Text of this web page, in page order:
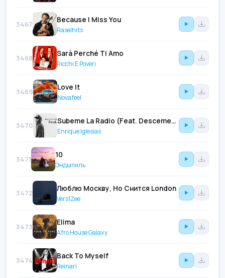
3467
Because I Miss You
Raselhits
3468
Sarà Perché Ti Amo
Ricchi E Poveri
3469
Love It
Novafeel
3470
Subeme La Radio (Feat. Descemer Bueno & Zion & Lennox)
Enrique Iglesias
3471
10
Эндшпиль
3472
Люблю Москву, Но Снится London
Vers1Zee
3473
Elima
Afro House Galaxy
3474
Back To Myself
Reinari